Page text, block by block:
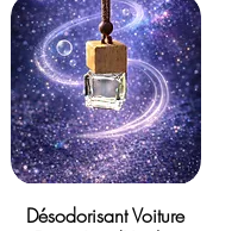
Désodorisant Voiture